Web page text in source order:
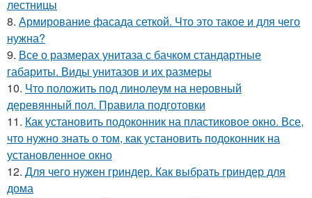
лестницы
8. Армирование фасада сеткой. Что это такое и для чего
нужна?
9. Все о размерах унитаза с бачком стандартные
габариты. Виды унитазов и их размеры
10. Что положить под линолеум на неровный
деревянный пол. Правила подготовки
11. Как установить подоконник на пластиковое окно. Все,
что нужно знать о том, как установить подоконник на
установленное окно
12. Для чего нужен гриндер. Как выбрать гриндер для
дома